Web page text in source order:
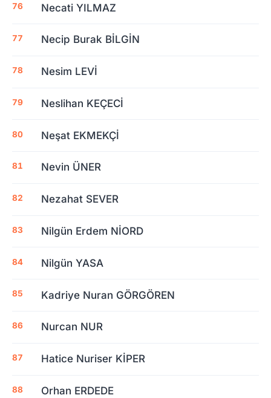
Necati YILMAZ
Necip Burak BİLGİN
Nesim LEVİ
Neslihan KEÇECİ
Neşat EKMEKÇİ
Nevin ÜNER
Nezahat SEVER
Nilgün Erdem NİORD
Nilgün YASA
Kadriye Nuran GÖRGÖREN
Nurcan NUR
Hatice Nuriser KİPER
Orhan ERDEDE